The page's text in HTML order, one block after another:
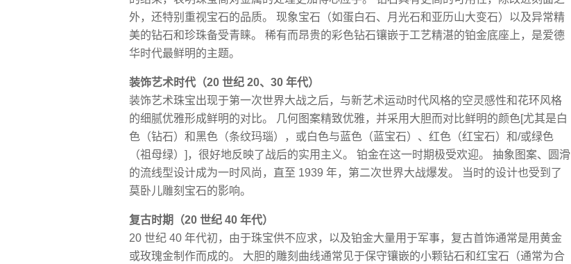
外，还特别重视宝石的品质。 现象宝石（如蛋白石、月光石和亚历山大变石）​​以及异常精
美的钻石和珍珠备受青睐。 稀有而昂贵的彩色钻石镶嵌于工艺精湛的铂金底座上，是爱德
华时代最鲜明的主题。
装饰艺术时代（20 世纪 20、30 年代）
装饰艺术珠宝出现于第一次世界大战之后，与新艺术运动时代风格的空灵感性和花环风格
的细腻优雅形成鲜明的对比。 几何图案精致优雅，并采用大胆而对比鲜明的颜色[尤其是白
色（钻石）和黑色（条纹玛瑙），或白色与蓝色（蓝宝石）、红色（红宝石）和/或绿色
（祖母绿）]，很好地反映了战后的实用主义。 铂金在这一时期极受欢迎。 抽象图案、圆滑
的流线型设计成为一时风尚，直至 1939 年，第二次世界大战爆发。 当时的设计也受到了
莫卧儿雕刻宝石的影响。
复古时期（20 世纪 40 年代）
20 世纪 40 年代初，由于珠宝供不应求，以及铂金大量用于军事，复古首饰通常是用黄金
或玫瑰金制作而成的。 大胆的雕刻曲线通常见于保守镶嵌的小颗钻石和红宝石（通常为合